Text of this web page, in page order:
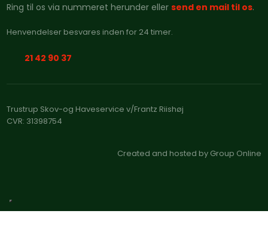
Ring til os via nummeret herunder eller send en mail til os.
Henvendelser besvares inden for 24 timer.​
21 42 90 37
Trustrup Skov-og Haveservice v/Frantz Riishøj
CVR​: 31398754
Created and hosted by Group Online